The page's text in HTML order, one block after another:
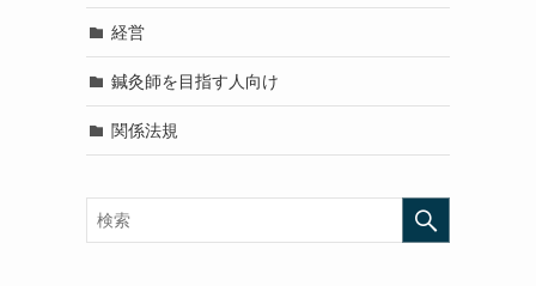
経営
鍼灸師を目指す人向け
関係法規